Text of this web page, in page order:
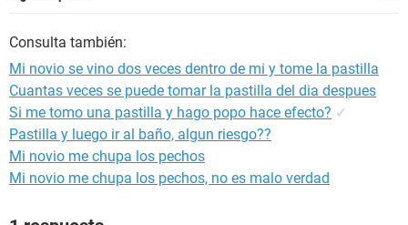
Consulta también:
Mi novio se vino dos veces dentro de mi y tome la pastilla
Cuantas veces se puede tomar la pastilla del dia despues
Si me tomo una pastilla y hago popo hace efecto? ✓
Pastilla y luego ir al baño, algun riesgo??
Mi novio me chupa los pechos
Mi novio me chupa los pechos, no es malo verdad